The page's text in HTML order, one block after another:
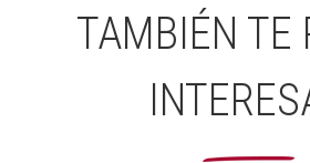
TAMBIÉN TE